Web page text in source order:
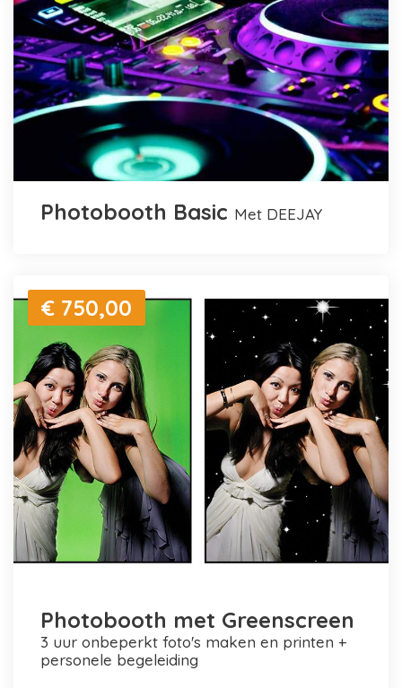
Photobooth Basic met DEEJAY
€ 750,00
Photobooth met Greenscreen
3 uur onbeperkt foto's maken en printen +
personele begeleiding